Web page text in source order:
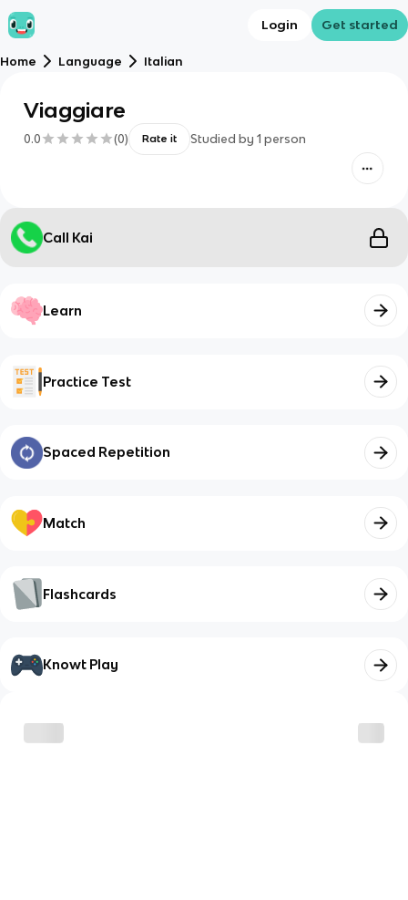
Login Get started
Home Language Italian
Viaggiare
0.0 (0) Rate it Studied by 1 person
Call Kai
Learn
Practice Test
Spaced Repetition
Match
Flashcards
Knowt Play